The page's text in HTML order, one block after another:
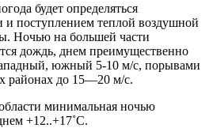
будет определяться
поступлением теплой воздушной
Ночью на большей части
дождь, днем преимущественно
южный 5-10 м/с, порывами
районах до 15—20 м/с.
минимальная ночью
+12..+17˚С.